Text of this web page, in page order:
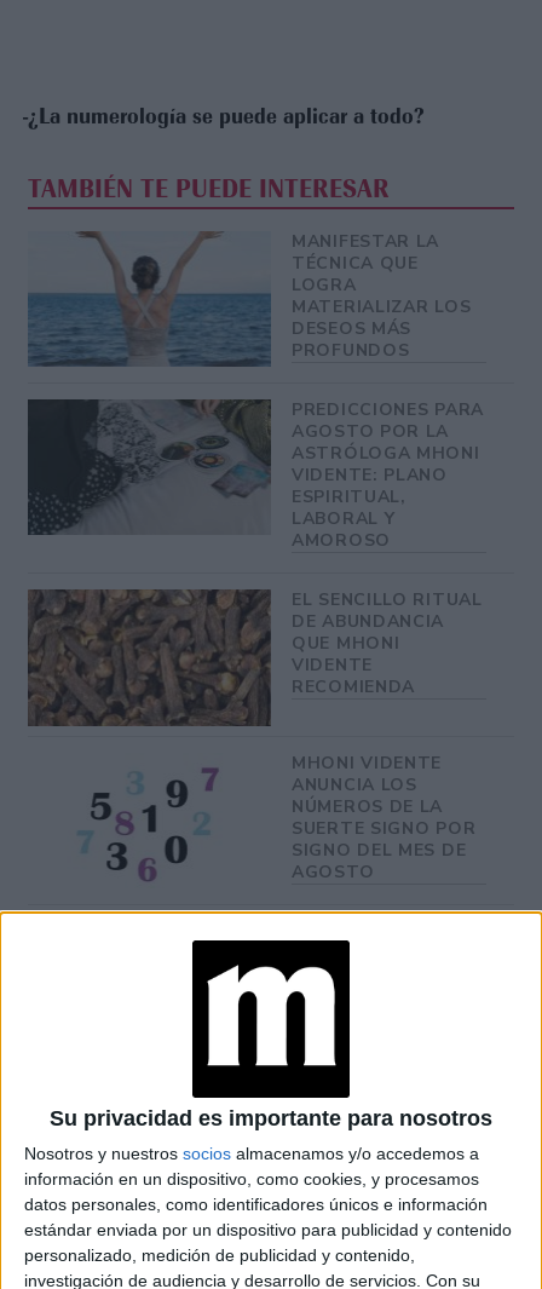
Su privacidad es importante para nosotros
Nosotros y nuestros socios almacenamos y/o accedemos a
información en un dispositivo, como cookies, y procesamos
datos personales, como identificadores únicos e información
estándar enviada por un dispositivo para publicidad y contenido
personalizado, medición de publicidad y contenido,
investigación de audiencia y desarrollo de servicios. Con su
-¿La numerología se puede aplicar a todo?
TAMBIÉN TE PUEDE INTERESAR
MANIFESTAR LA
TÉCNICA QUE
LOGRA
MATERIALIZAR LOS
DESEOS MÁS
PROFUNDOS
PREDICCIONES PARA
AGOSTO POR LA
ASTRÓLOGA MHONI
VIDENTE: PLANO
ESPIRITUAL,
LABORAL Y
AMOROSO
EL SENCILLO RITUAL
DE ABUNDANCIA
QUE MHONI
VIDENTE
RECOMIENDA
MHONI VIDENTE
ANUNCIA LOS
NÚMEROS DE LA
SUERTE SIGNO POR
SIGNO DEL MES DE
AGOSTO
-Sí. Cada personaje, hecho, palabra u objeto puede ser
estudiado y definido perfectamente por la numerología.
desde una vibración atómica hasta el universo entero.